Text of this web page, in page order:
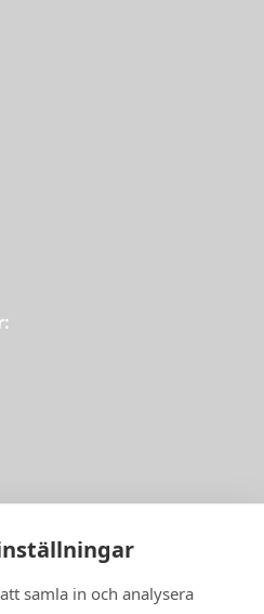
samla in och analysera
1210 60 40.